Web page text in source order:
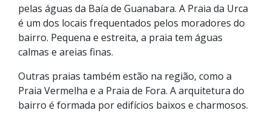
pelas águas da Baía de Guanabara. A Praia da Urca
é um dos locais frequentados pelos moradores do
bairro. Pequena e estreita, a praia tem águas
calmas e areias finas.
Outras praias também estão na região, como a
Praia Vermelha e a Praia de Fora. A arquitetura do
bairro é formada por edifícios baixos e charmosos.